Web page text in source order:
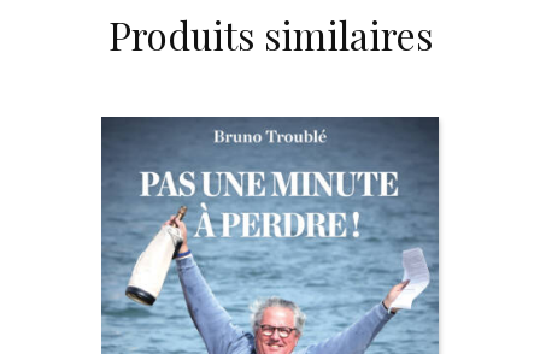
Produits similaires